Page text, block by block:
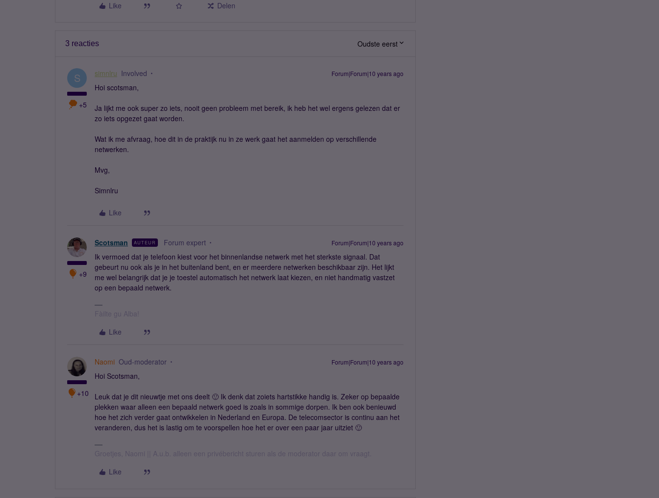
Like Delen
3 reacties Oudste eerst
S
+5
simnlru Involved Forum|Forum|10 years ago
Hoi scotsman,
Ja lijkt me ook super zo iets, nooit geen probleem met bereik, ik heb het wel ergens gelezen dat er
zo iets opgezet gaat worden.
Wat ik me afvraag, hoe dit in de praktijk nu in ze werk gaat het aanmelden op verschillende
netwerken.
Mvg,
Simnlru
Like
+9
Scotsman AUTEUR Forum expert Forum|Forum|10 years ago
Ik vermoed dat je telefoon kiest voor het binnenlandse netwerk met het sterkste signaal. Dat
gebeurt nu ook als je in het buitenland bent, en er meerdere netwerken beschikbaar zijn. Het lijkt
me wel belangrijk dat je je toestel automatisch het netwerk laat kiezen, en niet handmatig vastzet
op een bepaald netwerk.
Fàilte gu Alba!
Like
+10
Naomi Oud-moderator Forum|Forum|10 years ago
Hoi Scotsman,
Leuk dat je dit nieuwtje met ons deelt 🙂 Ik denk dat zoiets hartstikke handig is. Zeker op bepaalde
plekken waar alleen een bepaald netwerk goed is zoals in sommige dorpen. Ik ben ook benieuwd
hoe het zich verder gaat ontwikkelen in Nederland en Europa. De telecomsector is continu aan het
veranderen, dus het is lastig om te voorspellen hoe het er over een paar jaar uitziet 🙂
Groetjes, Naomi || A.u.b. alleen een privébericht sturen als de moderator daar om vraagt.
Like